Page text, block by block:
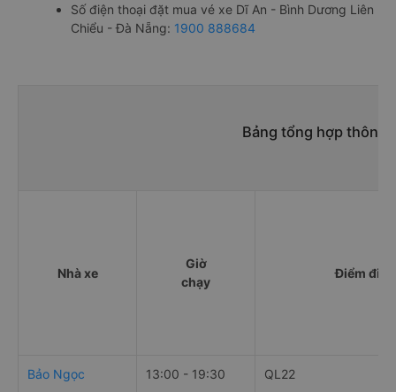
Số điện thoại đặt mua vé xe Dĩ An - Bình Dương Liên
Chiểu - Đà Nẵng: 1900 888684
Bảng tổng hợp thông
Nhà xe
Giờ
chạy
Điểm đi
Bảo Ngọc 13:00 - 19:30 QL22